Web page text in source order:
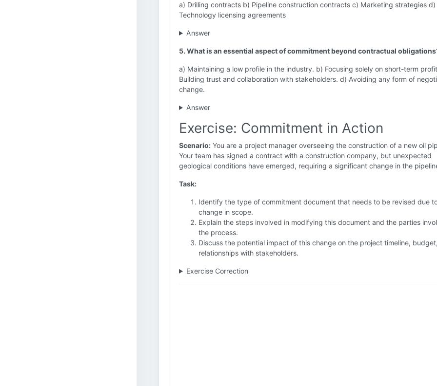
a) Drilling contracts b) Pipeline construction contracts c) Marketing strategies d)
Technology licensing agreements
Answer
5. What is an essential aspect of commitment beyond contractual
a) Maintaining a low profile in the industry. b) Focusing solely on short-term
Building trust and collaboration with stakeholders. d) Avoiding any form of
change.
Answer
Exercise: Commitment in Action
Scenario: You are a project manager overseeing the construction of a new oil
Your team has signed a contract with a construction company, but unexpected
geological conditions have emerged, requiring a significant change in the
Task:
Identify the type of commitment document that needs to be revised due
change in scope.
Explain the steps involved in modifying this document and the parties
the process.
Discuss the potential impact of this change on the project timeline,
relationships with stakeholders.
Exercise Correction